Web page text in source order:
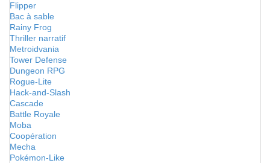
Flipper
Bac à sable
Rainy Frog
Thriller narratif
Metroidvania
Tower Defense
Dungeon RPG
Rogue-Lite
Hack-and-Slash
Cascade
Battle Royale
Moba
Coopération
Mecha
Pokémon-Like